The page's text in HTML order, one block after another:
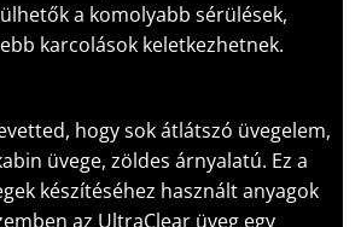
a komolyabb sérülések,
karcolások keletkezhetnek.
hogy sok átlátszó üvegelem,
üvege, zöldes árnyalatú. Ez a
készítéséhez használt anyagok
az UltraClear üveg egy